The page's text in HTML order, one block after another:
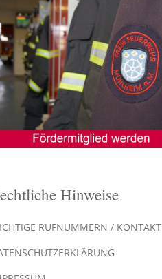
Hinweise
RUFNUMMERN / KONTAKT